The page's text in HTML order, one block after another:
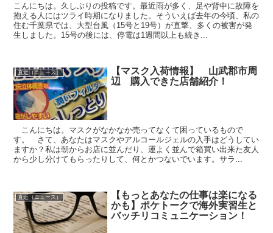
こんにちは。久しぶりの投稿です。最近雨が多く、足や背中に故障を
抱える人にはツライ時期になりました。そういえば去年の今頃、私の
住む千葉県では、大型台風（15号と19号）が直撃、多くの被害が発
生しました。15号の後には、停電は1週間以上も続き...
直近（ニュース）
【マスク入荷情報】 山武郡市周
辺 購入できた店舗紹介！
こんにちは。マスクがなかなか売ってなくて困っているもので
す。 さて、あなたはマスクやアルコールジェルの入手はどうしてい
ますか？私は朝からお店に並んだり、運よく並んで箱買い出来た友人
から少し分けてもらったりして、何とかつないでいます。サラ...
直近（ニュース）
【もっとあなたの仕事は楽になる
かも】ポケトークで海外実習生と
バッチリコミュニケーション！